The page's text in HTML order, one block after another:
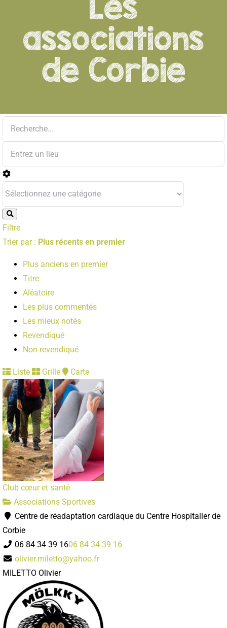
associations
de Corbie
Filtre
Trier par : Plus récents en premier
Plus anciens en premier
Titre
Aléatoire
Les plus commentés
Les mieux notés
Revendiqué
Non revendiqué
Liste Grille Carte
Club cœur et santé
Associations Sportives
Centre de réadaptation cardiaque du Centre Hospitalier de
Corbie
06 84 34 39 1606 84 34 39 16
olivier.miletto@yahoo.fr
MILETTO Olivier